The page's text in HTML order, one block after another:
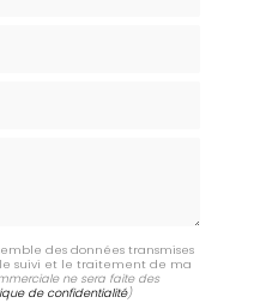
des données transmises
suivi et le traitement de ma
ne sera faite des
de confidentialité)